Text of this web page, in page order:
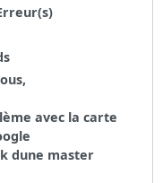
avec la carte
dune master